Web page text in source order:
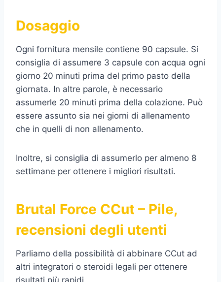
Dosaggio
Ogni fornitura mensile contiene 90 capsule. Si
consiglia di assumere 3 capsule con acqua ogni
giorno 20 minuti prima del primo pasto della
giornata. In altre parole, è necessario
assumerle 20 minuti prima della colazione. Può
essere assunto sia nei giorni di allenamento
che in quelli di non allenamento.
Inoltre, si consiglia di assumerlo per almeno 8
settimane per ottenere i migliori risultati.
Brutal Force CCut – Pile,
recensioni degli utenti
Parliamo della possibilità di abbinare CCut ad
altri integratori o steroidi legali per ottenere